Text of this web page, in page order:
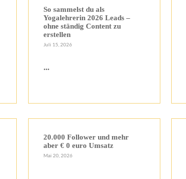
So sammelst du als
Yogalehrerin 2026 Leads –
ohne ständig Content zu
erstellen
Juli 15, 2026
...
20.000 Follower und mehr
aber € 0 euro Umsatz
Mai 20, 2026